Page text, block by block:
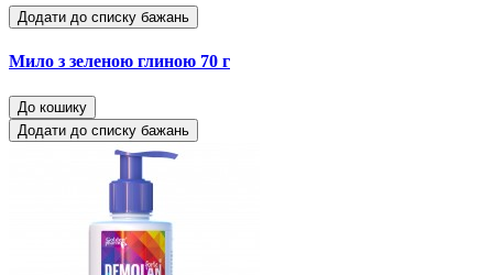
Додати до списку бажань
Мило з зеленою глиною 70 г
До кошику
Додати до списку бажань